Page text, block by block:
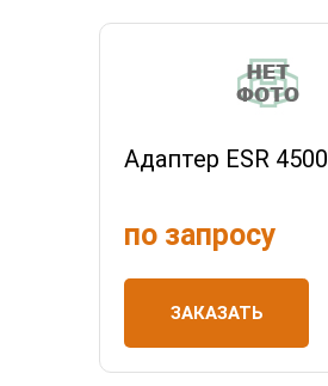
Адаптер ESR 4500
по запросу
ЗАКАЗАТЬ